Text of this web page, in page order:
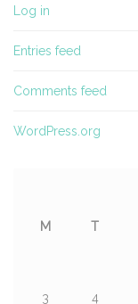
Log in
Entries feed
Comments feed
WordPress.org
M T
3 4